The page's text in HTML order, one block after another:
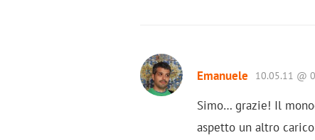
Emanuele 10.05.11 @
Simo… grazie! Il
aspetto un altro